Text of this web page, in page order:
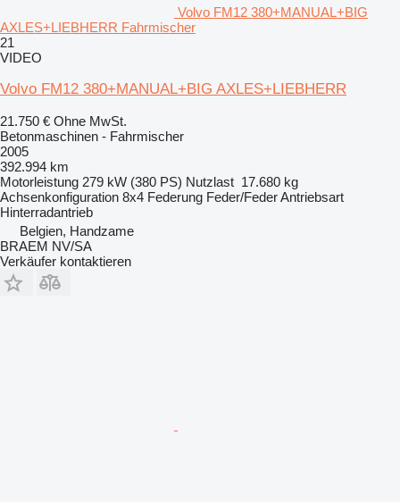
Volvo FM12 380+MANUAL+BIG
AXLES+LIEBHERR Fahrmischer
21
VIDEO
Volvo FM12 380+MANUAL+BIG AXLES+LIEBHERR
21.750 € Ohne MwSt.
Betonmaschinen - Fahrmischer
2005
392.994 km
Motorleistung 279 kW (380 PS) Nutzlast 17.680 kg
Achsenkonfiguration 8x4 Federung Feder/FederAntriebsart
Hinterradantrieb
Belgien, Handzame
BRAEM NV/SA
Verkäufer kontaktieren